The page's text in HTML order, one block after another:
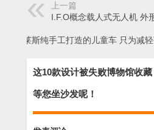
上一篇
I.F.O概念载人式无人机 外
劳斯莱斯纯手工打造的儿童车 只为减
这10款设计被失败博物馆收藏
等您坐沙发呢！